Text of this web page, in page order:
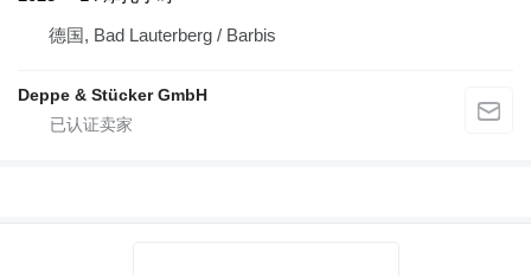
德国, Bad Lauterberg / Barbis
Deppe & Stücker GmbH